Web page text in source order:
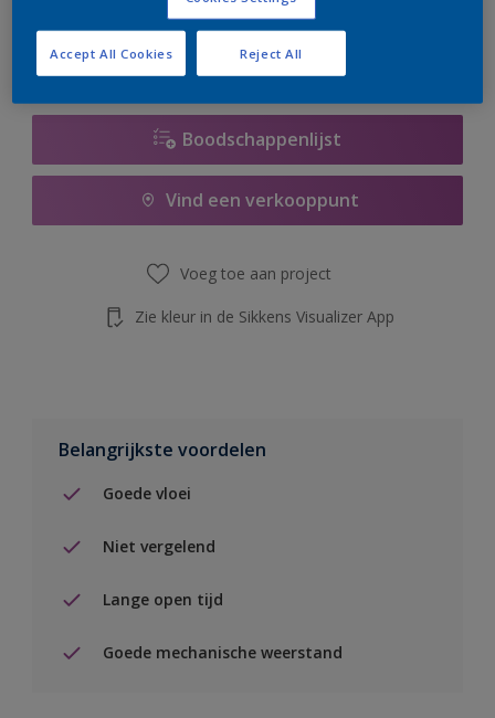
Op dit moment is het niet mogelijk dit product online
te bestellen. Bezoek je dichtstbijzijnde winkel of klik op
de knop hieronder.
Boodschappenlijst
Vind een verkooppunt
Voeg toe aan project
Zie kleur in de Sikkens Visualizer App
Belangrijkste voordelen
Goede vloei
Niet vergelend
Lange open tijd
Goede mechanische weerstand
Reject All
Accept All Cookies